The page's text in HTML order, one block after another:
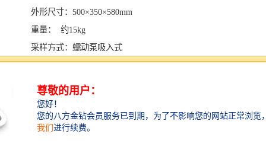
外形尺寸：500×350×580mm
重量： 约15kg
采样方式：蠕动泵吸入式
采样速度：5ml~1200ml/MIN
垂直吸呈：8米
样品瓶容量：1000毫升
样品瓶个数：（标配）12